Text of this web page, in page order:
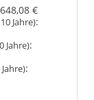
€
Jahre):
Jahre):
: